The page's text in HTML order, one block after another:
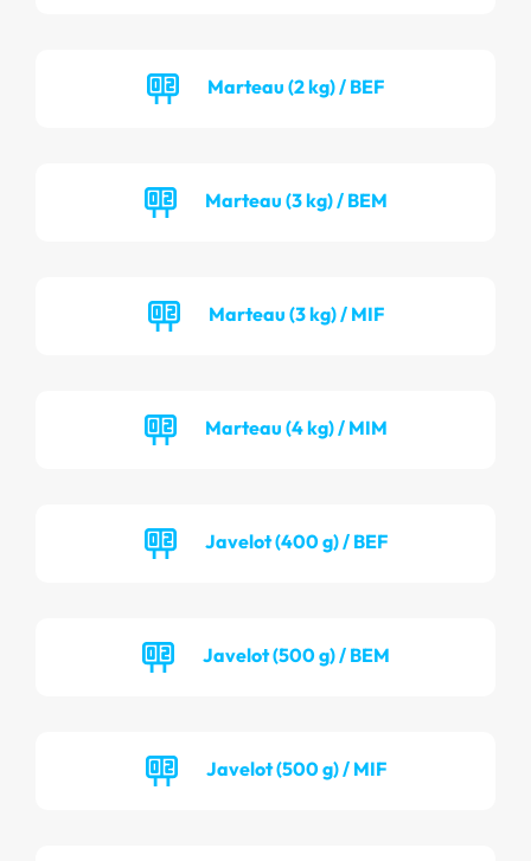
Marteau (2 kg) / BEF
Marteau (3 kg) / BEM
Marteau (3 kg) / MIF
Marteau (4 kg) / MIM
Javelot (400 g) / BEF
Javelot (500 g) / BEM
Javelot (500 g) / MIF